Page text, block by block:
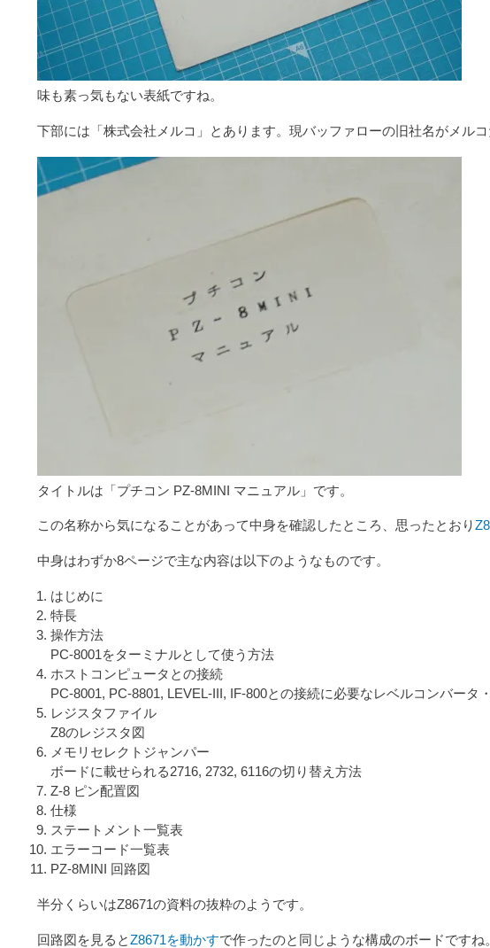
味も素っ気もない表紙ですね。
下部には「株式会社メルコ」とあります。現バッファローの旧社名がメル
タイトルは「プチコン PZ-8MINI マニュアル」です。
この名称から気になることがあって中身を確認したところ、思ったとおり
中身はわずか8ページで主な内容は以下のようなものです。
はじめに
特長
操作方法
PC-8001をターミナルとして使う方法
ホストコンピュータとの接続
PC-8001, PC-8801, LEVEL-III, IF-800との接続に必要なレベルコンバータ
レジスタファイル
Z8のレジスタ図
メモリセレクトジャンパー
ボードに載せられる2716, 2732, 6116の切り替え方法
Z-8 ピン配置図
仕様
ステートメント一覧表
エラーコード一覧表
PZ-8MINI 回路図
半分くらいはZ8671の資料の抜粋のようです。
回路図を見るとZ8671を動かすで作ったのと同じような構成のボードです